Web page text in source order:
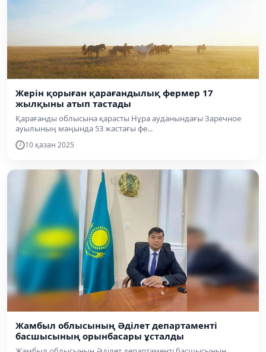
Жерін қорыған қарағандылық фермер 17
жылқыны атып тастады
Қарағанды облысына қарасты Нұра ауданындағы Заречное
ауылының маңында 53 жастағы фе...
10 қазан 2025
Жамбыл облысының Әділет департаменті
басшысының орынбасары ұсталды